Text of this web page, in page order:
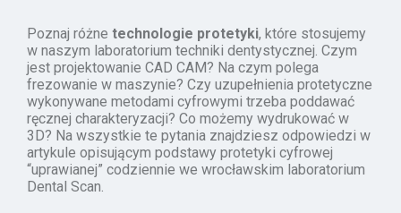
Poznaj różne technologie protetyki, które stosujemy
w naszym laboratorium techniki dentystycznej. Czym
jest projektowanie CAD CAM? Na czym polega
frezowanie w maszynie? Czy uzupełnienia protetyczne
wykonywane metodami cyfrowymi trzeba poddawać
ręcznej charakteryzacji? Co możemy wydrukować w
3D? Na wszystkie te pytania znajdziesz odpowiedzi w
artykule opisującym podstawy protetyki cyfrowej
“uprawianej” codziennie we wrocławskim laboratorium
Dental Scan.